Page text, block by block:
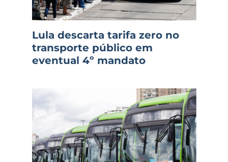
Lula descarta tarifa zero no
transporte público em
eventual 4º mandato